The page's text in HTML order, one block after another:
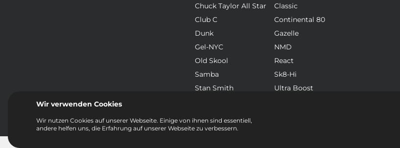
Chuck Taylor All Star
Classic
Club C
Continental 80
Dunk
Gazelle
Gel-NYC
NMD
Old Skool
React
Samba
Sk8-Hi
Stan Smith
Ultra Boost
Wir verwenden Cookies
Wir nutzen Cookies auf unserer Webseite. Einige von ihnen sind essentiell,
andere helfen uns, die Erfahrung auf unserer Webseite zu verbessern.